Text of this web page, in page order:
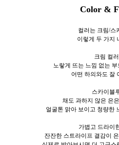
Color &
컬러는 크림/스
이렇게 두 가지
크림 컬
노랗게 뜨는 느낌 없는
어떤 하의와도 잘
스카이블
채도 과하지 않은 은
얼굴톤 맑아 보이고 청량한
가볍고 드라이
잔잔한 스트라이프 결감이